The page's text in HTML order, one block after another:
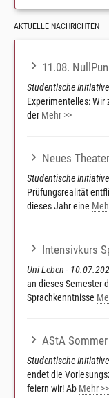
AKTUELLE NACHRICHTEN
11.08.
Studentische
Experimentelles:
der Mehr >>
Neues
Studentische
Prüfungsrealität
dieses Jahr eine
Intensivkurs
Uni Leben -
an dieses Semester
Sprachkenntnisse
AStA
Studentische
endet die
feiern wir! Ab Mehr >>